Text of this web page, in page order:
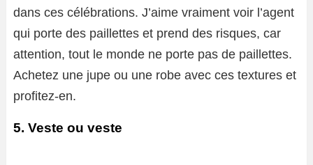
dans ces célébrations. J’aime vraiment voir l’agent
qui porte des paillettes et prend des risques, car
attention, tout le monde ne porte pas de paillettes.
Achetez une jupe ou une robe avec ces textures et
profitez-en.
5. Veste ou veste